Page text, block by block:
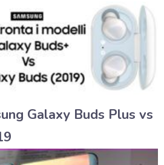
Galaxy Buds Plus vs